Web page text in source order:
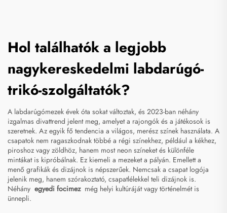
Hol találhatók a legjobb
nagykereskedelmi labdarúgó-
trikó-szolgáltatók?
A labdarúgómezek évek óta sokat változtak, és 2023-ban néhány
izgalmas divattrend jelent meg, amelyet a rajongók és a játékosok is
szeretnek. Az egyik fő tendencia a világos, merész színek használata. A
csapatok nem ragaszkodnak többé a régi színekhez, például a kékhez,
piroshoz vagy zöldhöz, hanem most neon színeket és különféle
mintákat is kipróbálnak. Ez kiemeli a mezeket a pályán. Emellett a
menő grafikák és dizájnok is népszerűek. Nemcsak a csapat logója
jelenik meg, hanem szórakoztató, csapatlélekkel teli dizájnok is.
Néhány egyedi focimez még helyi kultúráját vagy történelmét is
ünnepli.